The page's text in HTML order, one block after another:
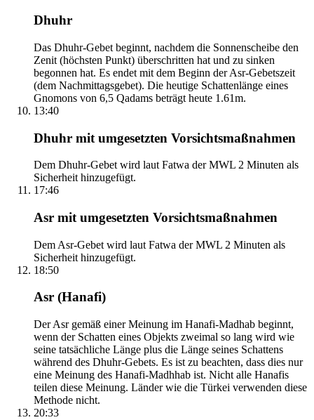
Dhuhr
Das Dhuhr-Gebet beginnt, nachdem die Sonnenscheibe den
Zenit (höchsten Punkt) überschritten hat und zu sinken
begonnen hat. Es endet mit dem Beginn der Asr-Gebetszeit
(dem Nachmittagsgebet). Die heutige Schattenlänge eines
Gnomons von 6,5 Qadams beträgt heute 1.61m.
13:40
Dhuhr mit umgesetzten Vorsichtsmaßnahmen
Dem Dhuhr-Gebet wird laut Fatwa der MWL 2 Minuten als
Sicherheit hinzugefügt.
17:46
Asr mit umgesetzten Vorsichtsmaßnahmen
Dem Asr-Gebet wird laut Fatwa der MWL 2 Minuten als
Sicherheit hinzugefügt.
18:50
Asr (Hanafi)
Der Asr gemäß einer Meinung im Hanafi-Madhab beginnt,
wenn der Schatten eines Objekts zweimal so lang wird wie
seine tatsächliche Länge plus die Länge seines Schattens
während des Dhuhr-Gebets. Es ist zu beachten, dass dies nur
eine Meinung des Hanafi-Madhhab ist. Nicht alle Hanafis
teilen diese Meinung. Länder wie die Türkei verwenden diese
Methode nicht.
20:33